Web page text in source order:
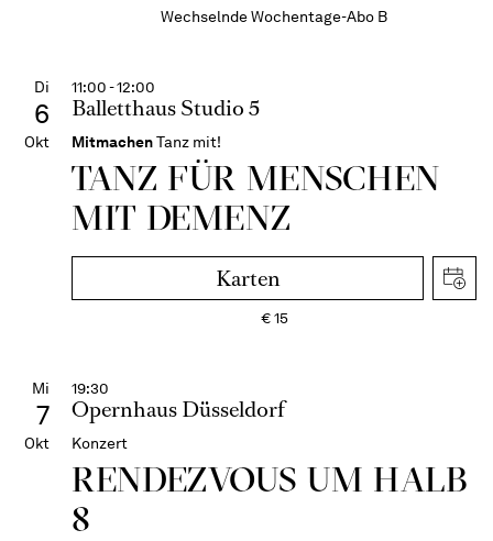
Wechselnde Wochentage-Abo B
Di
6
Okt
11:00 - 12:00
Balletthaus Studio 5
MitmachenTanz mit!
TANZ FÜR MENSCHEN
MIT DEMENZ
Karten
€15
Mi
7
Okt
19:30
Opernhaus Düsseldorf
Konzert
RENDEZVOUS UM HALB
8